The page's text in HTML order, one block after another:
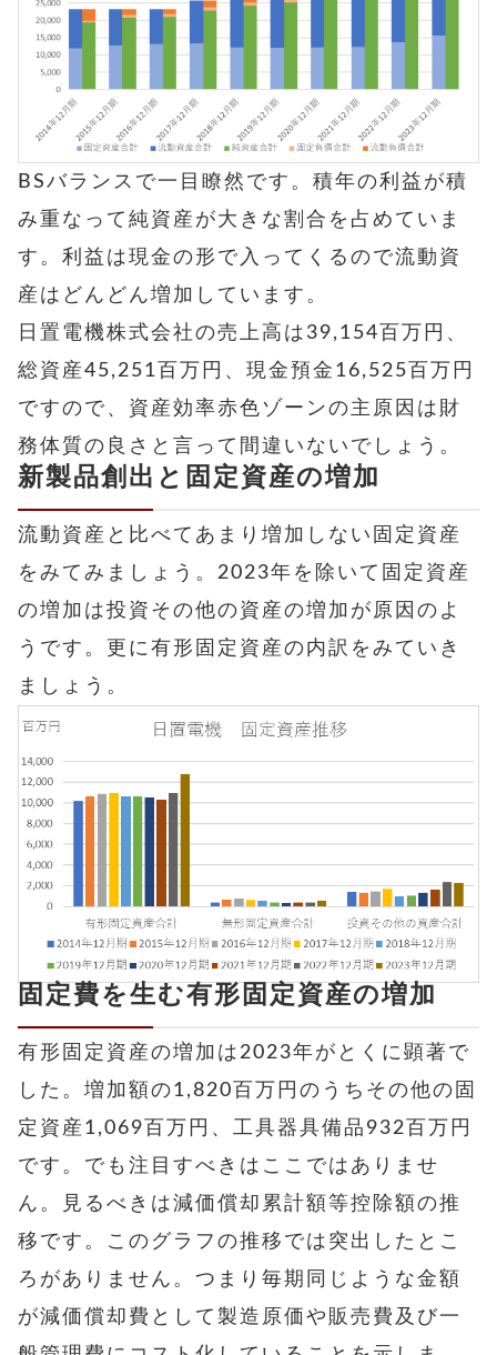
BSバランスで一目瞭然です。積年の利益が積
み重なって純資産が大きな割合を占めていま
す。利益は現金の形で入ってくるので流動資
産はどんどん増加しています。
日置電機株式会社の売上高は39,154百万円、
総資産45,251百万円、現金預金16,525百万円
ですので、資産効率赤色ゾーンの主原因は財
務体質の良さと言って間違いないでしょう。
新製品創出と固定資産の増加
流動資産と比べてあまり増加しない固定資産
をみてみましょう。2023年を除いて固定資産
の増加は投資その他の資産の増加が原因のよ
うです。
更に有形固定資産の内訳をみていき
ましょう。
固定費を生む有形固定資産の増加
有形固定資産の増加は2023年がとくに顕著で
した。増加額の1,820百万円のうちその他の固
定資産1,069百万円、工具器具備品932百万円
です。でも注目すべきはここではありませ
ん。見るべきは減価償却累計額等控除額の推
移です。このグラフの推移では突出したとこ
ろがありません。つまり毎期同じような金額
が減価償却費として製造原価や販売費及び一